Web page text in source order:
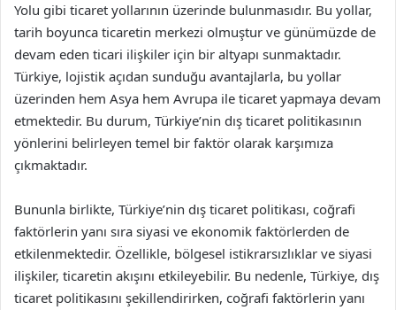
Yolu gibi ticaret yollarının üzerinde bulunmasıdır. Bu yollar,
tarih boyunca ticaretin merkezi olmuştur ve günümüzde de
devam eden ticari ilişkiler için bir altyapı sunmaktadır.
Türkiye, lojistik açıdan sunduğu avantajlarla, bu yollar
üzerinden hem Asya hem Avrupa ile ticaret yapmaya devam
etmektedir. Bu durum, Türkiye’nin dış ticaret politikasının
yönlerini belirleyen temel bir faktör olarak karşımıza
çıkmaktadır.
Bununla birlikte, Türkiye’nin dış ticaret politikası, coğrafi
faktörlerin yanı sıra siyasi ve ekonomik faktörlerden de
etkilenmektedir. Özellikle, bölgesel istikrarsızlıklar ve siyasi
ilişkiler, ticaretin akışını etkileyebilir. Bu nedenle, Türkiye, dış
ticaret politikasını şekillendirirken, coğrafi faktörlerin yanı